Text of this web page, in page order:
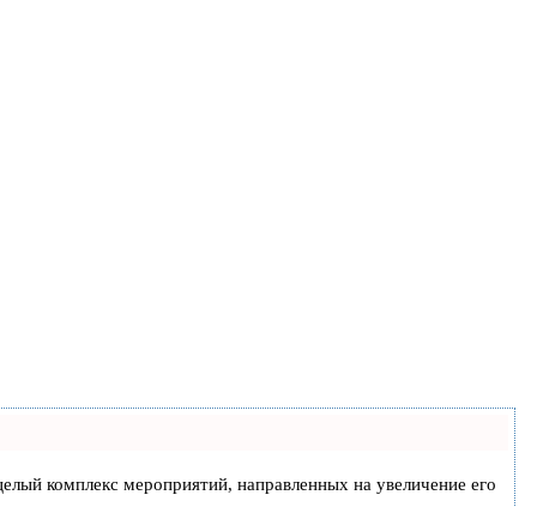
комплекс мероприятий, направленных на увеличение его